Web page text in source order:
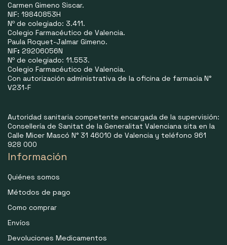
Carmen Gimeno Siscar.
NIF: 19840853H
Nº de colegiado: 3.411.
Colegio Farmacéutico de Valencia.
Paula Roquet-Jalmar Gimeno.
NIF: 29206056N
Nº de colegiado: 11.553.
Colegio Farmacéutico de Valencia.
Con autorización administrativa de la oficina de farmacia N°
V231-F
Autoridad sanitaria competente encargada de la supervisión:
Consellería de Sanitat de la Generalitat Valenciana sita en la
Calle Micer Mascó N° 31 46010 de Valencia y teléfono 961
928 000
Información
Quiénes somos
Métodos de pago
Como comprar
Envíos
Devoluciones Medicamentos